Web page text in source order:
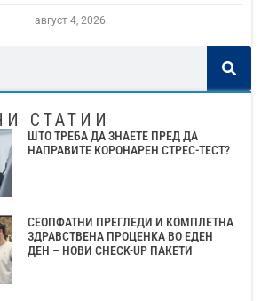
август 4, 2026
СТАТИИ
ШТО ТРЕБА ДА ЗНАЕТЕ ПРЕД ДА
НАПРАВИТЕ КОРОНАРЕН СТРЕС-ТЕСТ?
СЕОПФАТНИ ПРЕГЛЕДИ И КОМПЛЕТНА
ЗДРАВСТВЕНА ПРОЦЕНКА ВО ЕДЕН
ДЕН – НОВИ CHECK-UP ПАКЕТИ